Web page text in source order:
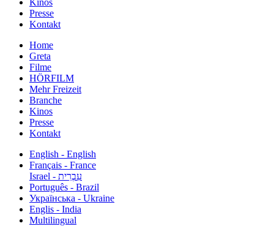
Kinos
Presse
Kontakt
Home
Greta
Filme
HÖRFILM
Mehr Freizeit
Branche
Kinos
Presse
Kontakt
English - English
Français - France
עִבְרִית - Israel
Português - Brazil
Українська - Ukraine
Englis - India
Multilingual